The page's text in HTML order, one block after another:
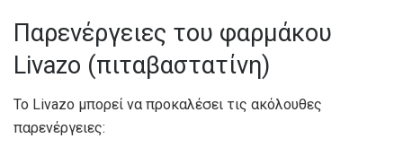
Παρενέργειες του φαρμάκου
Livazo (πιταβαστατίνη)
Το Livazo μπορεί να προκαλέσει τις ακόλουθες
παρενέργειες: